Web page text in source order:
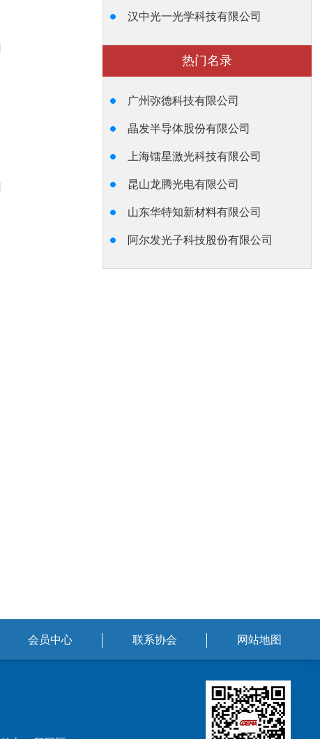
汉中光一光学科技有限公司
热门名录
广州弥德科技有限公司
晶发半导体股份有限公司
上海镭星激光科技有限公司
昆山龙腾光电有限公司
山东华特知新材料有限公司
阿尔发光子科技股份有限公司
会员中心 联系协会 网站地图